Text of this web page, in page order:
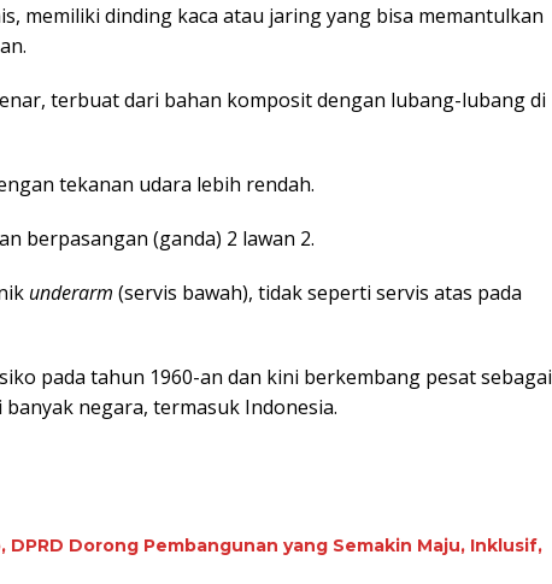
memiliki dinding kaca atau jaring yang bisa memantulkan
terbuat dari bahan komposit dengan lubang-lubang di
tekanan udara lebih rendah.
berpasangan (ganda) 2 lawan 2.
underarm (servis bawah), tidak seperti servis atas pada
pada tahun 1960-an dan kini berkembang pesat sebagai
negara, termasuk Indonesia.
DPRD Dorong Pembangunan yang Semakin Maju, Inklusif,